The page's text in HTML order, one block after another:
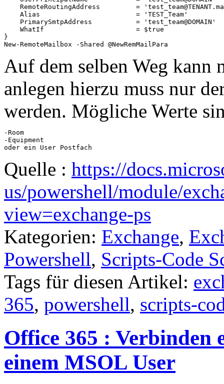
RemoteRoutingAddress         =
    Alias                        = 'TEST_Team'
    PrimarySmtpAddress           = 'test_team@DOMAIN'
    WhatIf                       = $true
}
New-RemoteMailbox -Shared @NewRemMailPara
Auf dem selben Weg kann
anlegen hierzu muss nur
werden. Mögliche Werte
-Room
-Equipment
oder ein User Postfach
Quelle : https://
us/powershell/module/
view=exchange-ps
Kategorien: Exchange,
Powershell, Scripts-Code
Tags für diesen Artikel:
365, powershell, scripts-
Office 365 : Verbinden
einem MSOL User